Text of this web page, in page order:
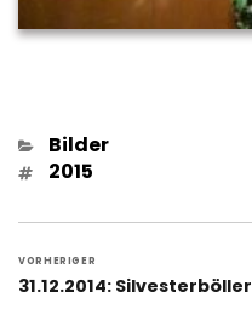
Kategorien
Bilder
Schlagwörter
2015
VORHERIGER
Vorheriger
31.12.2014: